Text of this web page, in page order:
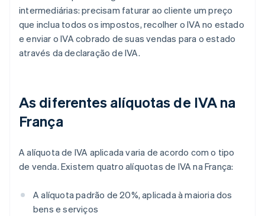
intermediárias: precisam faturar ao cliente um preço
que inclua todos os impostos, recolher o IVA no estado
e enviar o IVA cobrado de suas vendas para o estado
através da declaração de IVA.
As diferentes alíquotas de IVA na
França
A alíquota de IVA aplicada varia de acordo com o tipo
de venda. Existem quatro alíquotas de IVA na França:
A alíquota padrão de 20%, aplicada à maioria dos
bens e serviços